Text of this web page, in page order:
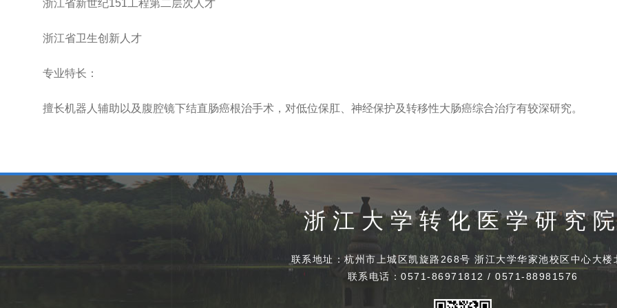
浙江省新世纪151工程第二层次人才
浙江省卫生创新人才
专业特长：
擅长机器人辅助以及腹腔镜下结直肠癌根治手术，对低位保肛、神经保护及转移性大肠癌综合治疗有较深研究。
浙江大学转化医学研究
联系地址：杭州市上城区凯旋路268号 浙江大学华家池校区中心大楼
联系电话：0571-86971812 / 0571-88981576